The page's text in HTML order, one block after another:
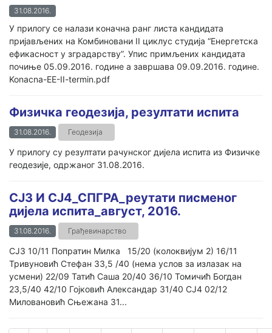
31.08.2016.
У прилогу се налази коначна ранг листа кандидата
пријављених на Комбиновани II циклус студија “Енергетска
ефикасност у зградарству”. Упис примљених кандидата
почиње 05.09.2016. године а завршава 09.09.2016. године.
Konacna-EE-II-termin.pdf
Физичка геодезија, резултати испита
31.08.2016. Геодезија
У прилогу су резултати рачунског дијела испита из Физичке
геодезије, одржаног 31.08.2016.
СЈ3 И СЈ4_СПГРА_реутати писменог
дијела испита_август, 2016.
31.08.2016. Грађевинарство
СЈ3 10/11 Попратин Милка 15/20 (колоквијум 2) 16/11
Тривуновић Стефан 33,5 /40 (нема услов за излазак на
усмени) 22/09 Татић Саша 20/40 36/10 Томичић Богдан
23,5/40 42/10 Гојковић Александар 31/40 СЈ4 02/12
Миловановић Сњежана 31...